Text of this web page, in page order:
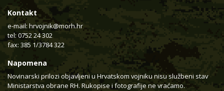
Kontakt
e-mail: hrvojnik@morh.hr
tel: 0752 24 302
fax: 385 1/3784 322
Napomena
Novinarski prilozi objavljeni u Hrvatskom vojniku nisu službeni stav
Ministarstva obrane RH. Rukopise i fotografije ne vraćamo.